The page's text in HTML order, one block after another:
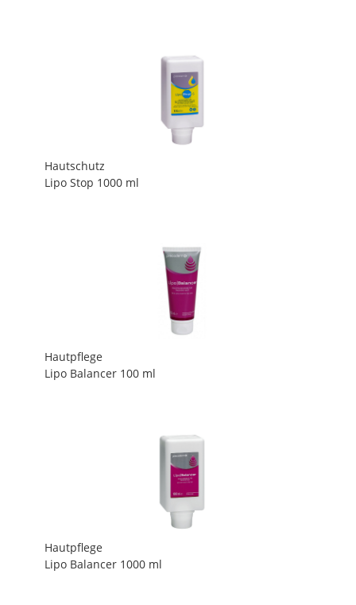
Hautschutz
Lipo Stop 1000 ml
Hautpflege
Lipo Balancer 100 ml
Hautpflege
Lipo Balancer 1000 ml